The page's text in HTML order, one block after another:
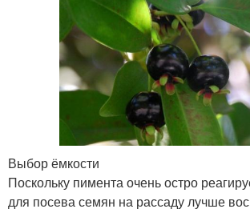
Выбор ёмкости
Поскольку пимента очень остро
для посева семян на рассаду лучше